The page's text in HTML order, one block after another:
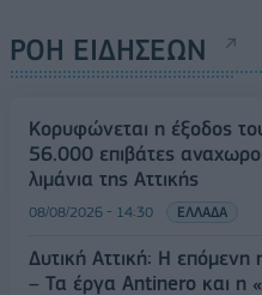
ΡΟΗ ΕΙΔΗΣΕΩΝ
Κορυφώνεται η έξοδος
56.000 επιβάτες
λιμάνια της Αττικής
08/08/2026 - 14:30 ΕΛΛΑΔΑ
Δυτική Αττική: Η επόμενη
– Τα έργα Antinero και η